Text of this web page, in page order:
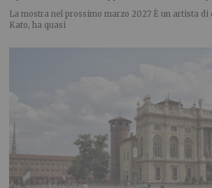
La mostra nel prossimo marzo 2027 È un artista
Kato, ha quasi